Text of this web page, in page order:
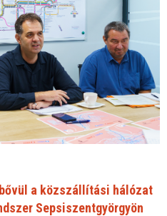
a közszállítási hálózat
Sepsiszentgyörgyön